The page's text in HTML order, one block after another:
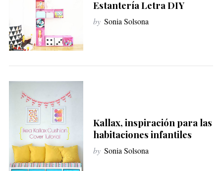
Estantería Letra DIY
by Sonia Solsona
Kallax, inspiración para las
habitaciones infantiles
by Sonia Solsona